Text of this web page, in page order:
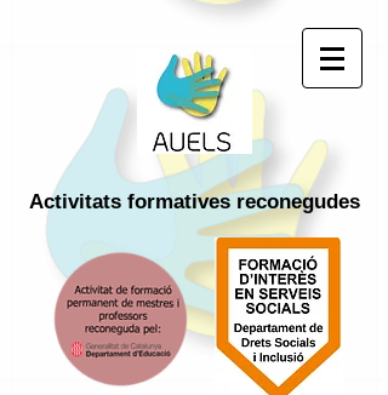
Activitats formativesreconegudes